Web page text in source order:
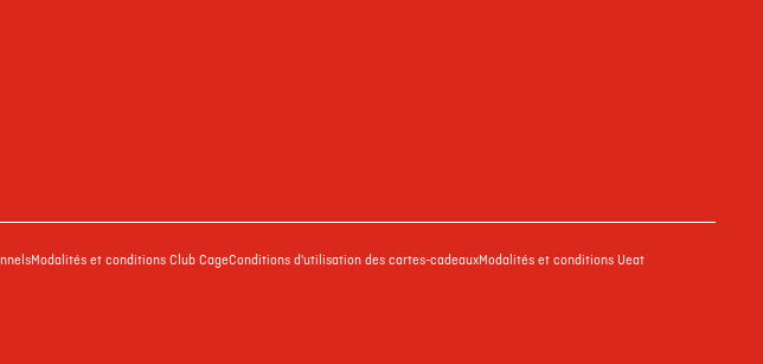
Modalités et conditions Club CageConditions d'utilisation des cartes-cadeauxModalités et conditions Ueat